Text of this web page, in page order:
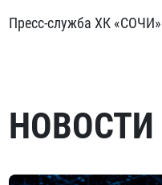
Пресс-служба ХК «СОЧИ»